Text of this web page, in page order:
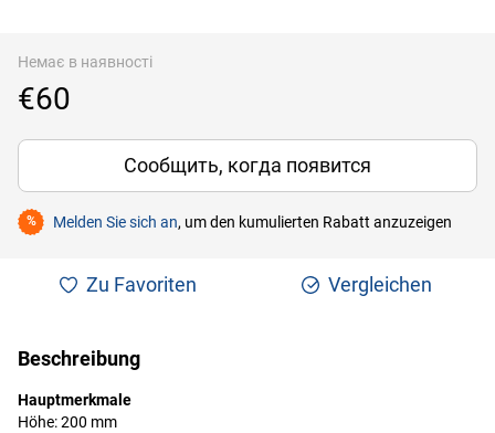
Немає в наявності
€60
Сообщить, когда появится
% Melden Sie sich an, um den kumulierten Rabatt anzuzeigen
Zu Favoriten Vergleichen
Beschreibung
Hauptmerkmale
Höhe: 200 mm